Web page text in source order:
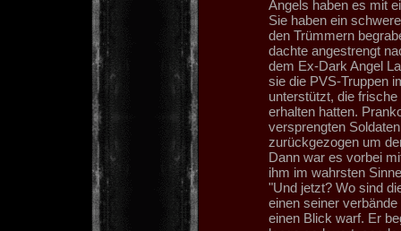
Angels haben es mit
Sie haben ein
den Trümmern
dachte angestrengt
dem Ex-Dark Angel
sie die PVS-Truppen
unterstützt, die
erhalten hatten.
versprengten
zurückgezogen um
Dann war es vorbei
ihm im wahrsten
"Und jetzt? Wo sind
einen seiner
einen Blick warf. Er